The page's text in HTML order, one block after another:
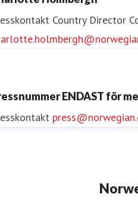
Country Director
ENDAST för